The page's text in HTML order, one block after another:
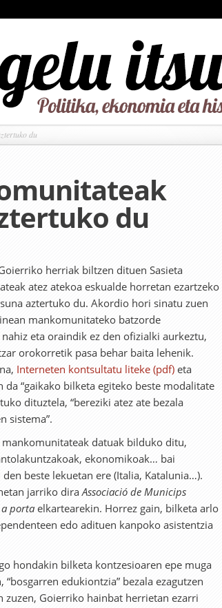
du
du
herriak biltzen dituen Sasieta
atez atekoa eskualde horretan ezartzeko
aztertuko du. Akordio hori sinatu zuen
mankomunitateko batzorde
eta oraindik ez den ofizialki aurkeztu,
orokorretik pasa behar baita lehenik.
Interneten kontsultatu liteke (pdf) eta
da “gaikako bilketa egiteko beste modalitate
dituztela, “bereziki atez ate bezala
sistema”.
datuak bilduko ditu,
ekonomikoak… bai
beste lekuetan ere (Italia, Katalunia…).
jarriko diraAssociació de Municips
porta elkartearekin. Horrez gain, bilketa arlo
edo adituen kanpoko asistentzia
hondakin bilketa kontzesioaren epe muga
edukiontzia” bezala ezagutzen
zuzen, Goierriko hainbat herrietan ezarri